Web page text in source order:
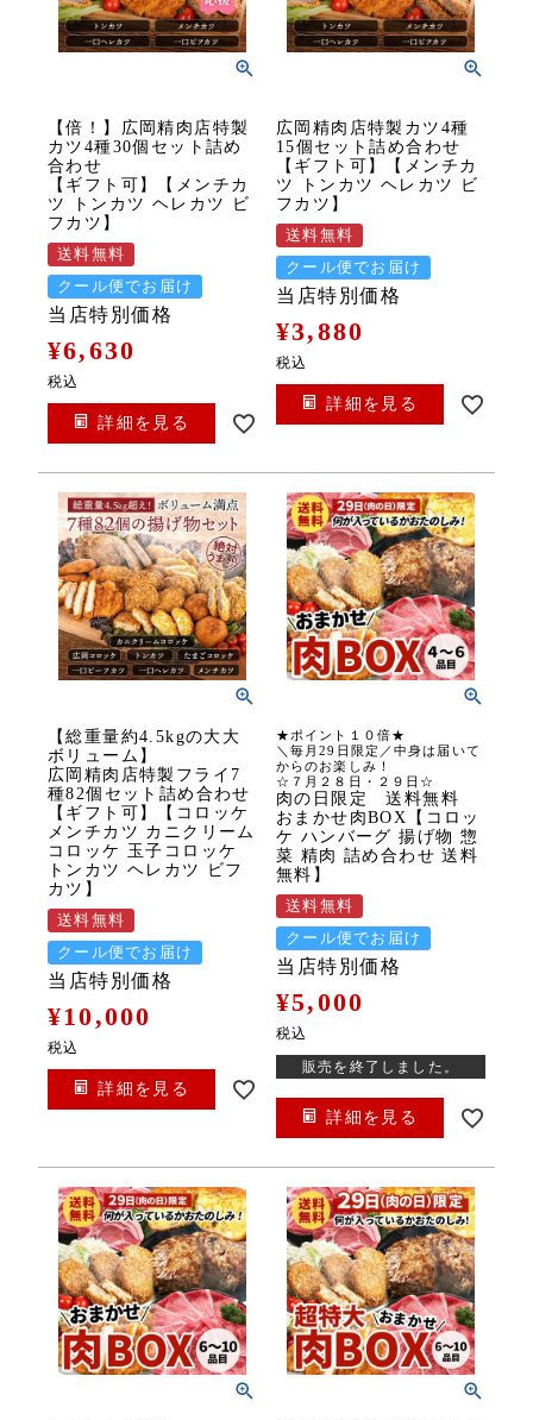
【倍！】広岡精肉店特製
カツ4種30個セット詰め
合わせ
【ギフト可】【メンチカ
ツ トンカツ ヘレカツ ビ
フカツ】
送料無料
クール便でお届け
当店特別価格
¥6,630
税込
詳細を見る
広岡精肉店特製カツ4種
15個セット詰め合わせ
【ギフト可】【メンチカ
ツ トンカツ ヘレカツ ビ
フカツ】
送料無料
クール便でお届け
当店特別価格
¥3,880
税込
詳細を見る
【総重量約4.5kgの大大
ボリューム】
広岡精肉店特製フライ7
種82個セット詰め合わせ
【ギフト可】【コロッケ
メンチカツ カニクリーム
コロッケ 玉子コロッケ
トンカツ ヘレカツ ビフ
カツ】
送料無料
クール便でお届け
当店特別価格
¥10,000
税込
詳細を見る
★ポイント１０倍★
＼毎月29日限定／中身は届いて
からのお楽しみ！
☆７月２８日・２９日☆
肉の日限定 送料無料
おまかせ肉BOX【コロッ
ケ ハンバーグ 揚げ物 惣
菜 精肉 詰め合わせ 送料
無料】
送料無料
クール便でお届け
当店特別価格
¥5,000
税込
販売を終了しました。
詳細を見る